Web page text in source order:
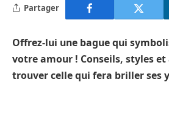
Partager
Offrez-lui une bague qui
votre amour ! Conseils, styles
trouver celle qui fera briller ses